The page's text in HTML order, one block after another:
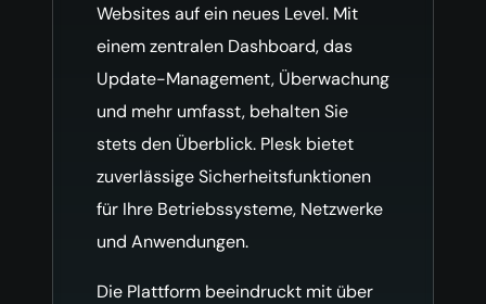
Websites auf ein neues Level. Mit
einem zentralen Dashboard, das
Update-Management, Überwachung
und mehr umfasst, behalten Sie
stets den Überblick. Plesk bietet
zuverlässige Sicherheitsfunktionen
für Ihre Betriebssysteme, Netzwerke
und Anwendungen.
Die Plattform beeindruckt mit über